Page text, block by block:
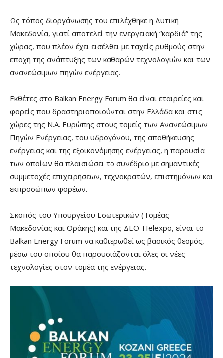
Ως τόπος διοργάνωσής του επιλέχθηκε η Δυτική
Μακεδονία, γιατί αποτελεί την ενεργειακή “καρδιά” της
χώρας, που πλέον έχει εισέλθει με ταχείς ρυθμούς στην
εποχή της ανάπτυξης των καθαρών τεχνολογιών και των
ανανεώσιμων πηγών ενέργειας.
Εκθέτες στο Balkan Energy Forum θα είναι εταιρείες και
φορείς που δραστηριοποιούνται στην Ελλάδα και στις
χώρες της Ν.Α. Ευρώπης στους τομείς των Ανανεώσιμων
Πηγών Ενέργειας, του υδρογόνου, της αποθήκευσης
ενέργειας και της εξοικονόμησης ενέργειας, η παρουσία
των οποίων θα πλαισιώσει το συνέδριο με σημαντικές
συμμετοχές επιχειρήσεων, τεχνοκρατών, επιστημόνων και
εκπροσώπων φορέων.
Σκοπός του Υπουργείου Εσωτερικών (Τομέας
Μακεδονίας και Θράκης) και της ΔΕΘ-Helexpo, είναι το
Balkan Energy Forum να καθιερωθεί ως βασικός θεσμός,
μέσω του οποίου θα παρουσιάζονται όλες οι νέες
τεχνολογίες στον τομέα της ενέργειας.